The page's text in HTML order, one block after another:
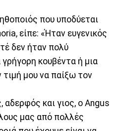
που υποδύεται
είπε: «Ήταν ευγενικός
δεν ήταν πολύ
κουβέντα ή μια
μου να παίξω τον
αδερφός και γιος, ο Angus
μας από πολλές